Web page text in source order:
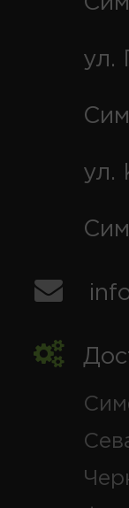
ул.
ул.